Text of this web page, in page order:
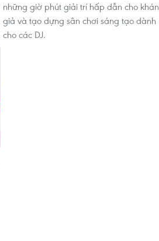
những giờ phút giải trí hấp dẫn cho khán
giả và tạo dựng sân chơi sáng tạo dành
cho các DJ.